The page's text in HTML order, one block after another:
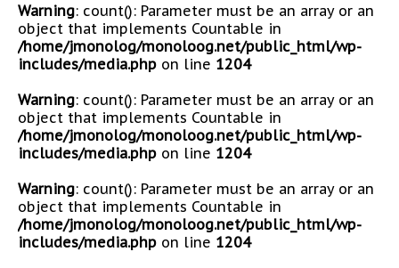
Warning: count(): Parameter must be an array or an
object that implements Countable in
/home/jmonolog/monoloog.net/public_html/wp-
includes/media.php on line 1204
Warning: count(): Parameter must be an array or an
object that implements Countable in
/home/jmonolog/monoloog.net/public_html/wp-
includes/media.php on line 1204
Warning: count(): Parameter must be an array or an
object that implements Countable in
/home/jmonolog/monoloog.net/public_html/wp-
includes/media.php on line 1204